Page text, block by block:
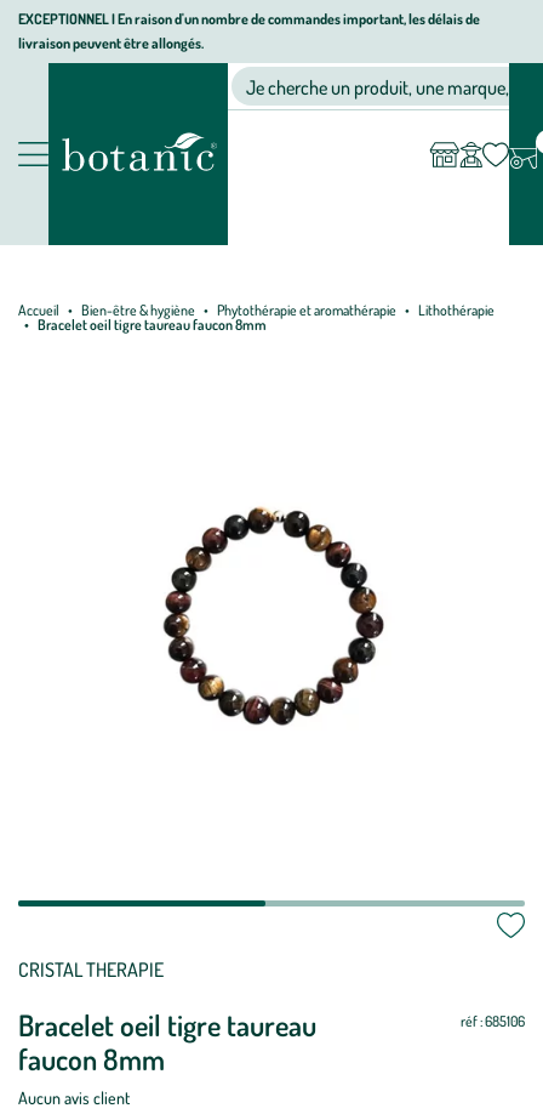
Aller
Aller
au
Aller
au
page
EXCEPTIONNEL I En raison d'un nombre de commandes important, les délais de
livraison peuvent être allongés.
Nos produits
Jardinerie écologique, animalerie, décoration, alimentation bio
Je cherche un produit, une marque, un
compte
Accueil Bien-être & hygiène Phytothérapie et aromathérapie
Lithothérapie
Bracelet oeil tigre taureau faucon 8mm
CRISTAL THERAPIE
Bracelet oeil tigre taureau
faucon 8mm
réf : 685106
Aucun avis client
Mettre
jour
Mettre
jour